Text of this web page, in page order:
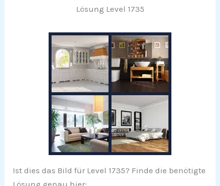
Lösung Level 1735
Ist dies das Bild für Level 1735? Finde die benötigte
Lösung genau hier: